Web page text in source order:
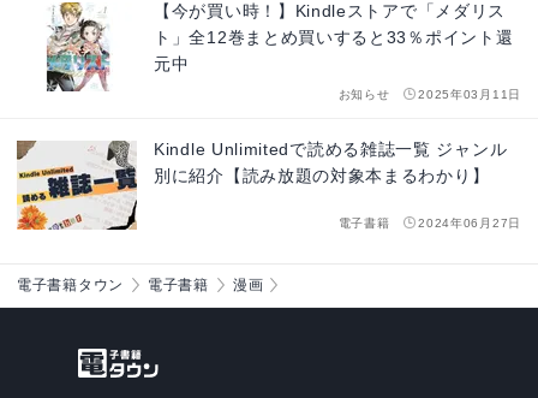
【今が買い時！】Kindleストアで「メダリス
ト」全12巻まとめ買いすると33％ポイント還
元中
お知らせ 2025年03月11日
Kindle Unlimitedで読める雑誌一覧 ジャンル
別に紹介【読み放題の対象本まるわかり】
電子書籍 2024年06月27日
電子書籍タウン 電子書籍 漫画